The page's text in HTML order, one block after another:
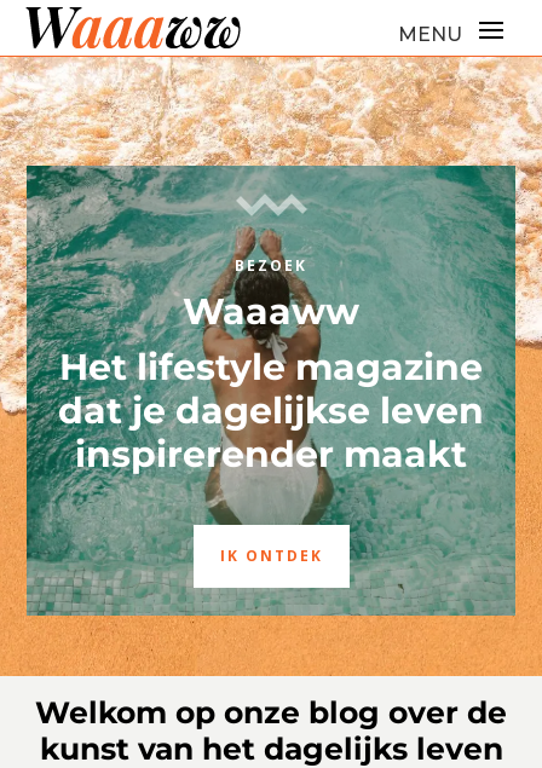
BEZOEK
Waaaww
Het lifestyle magazine
dat je dagelijkse leven
inspirerender maakt
IK ONTDEK
Welkom op onze blog over de
kunst van het dagelijks leven